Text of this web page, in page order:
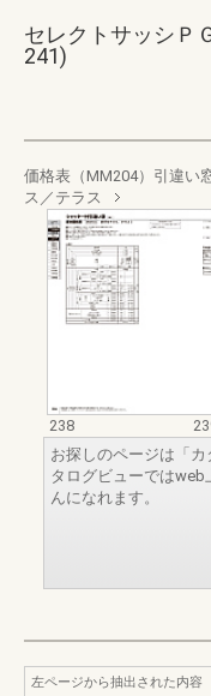
セレクトサッシＰ
241)
価格表（MM204）引違い
ス／テラス
238
お探しのページは「
タログビューでは
んになれます。
左ページから抽出された内容